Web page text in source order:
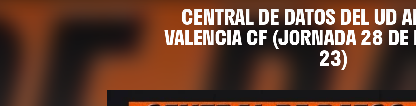
CENTRAL DE DATOS DEL UD
VALENCIA CF (JORNADA 28
23)